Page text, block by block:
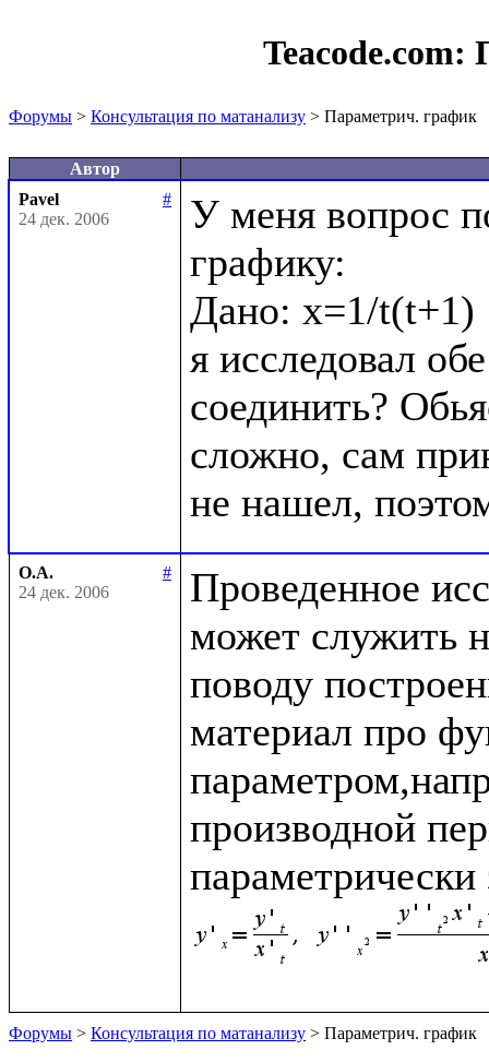
Teacode.com:
Форумы > Консультация по матанализу > Параметрич. график
Автор
Pavel
#
24 дек. 2006
У меня вопрос
графику:
Дано: x=1/
я исследовал
соединить?
сложно, сам
О.А.
#
24 дек. 2006
Проведенное
может служить
поводу
материал про
производной
Форумы > Консультация по матанализу > Параметрич. график